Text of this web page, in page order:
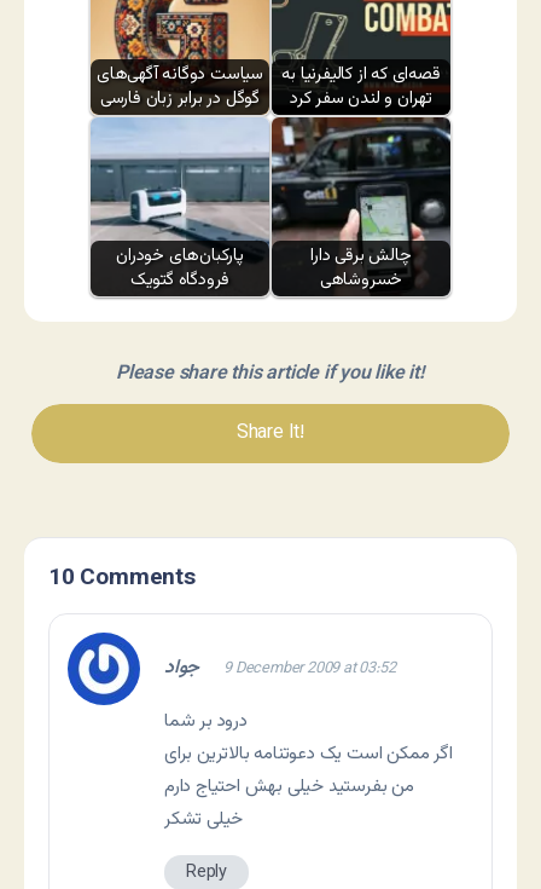
سیاست دوگانه آگهی‌های
گوگل در برابر زبان فارسی
قصه‌ای که از کالیفرنیا به
تهران و لندن سفر کرد
پارکبان‌های خودران
فرودگاه گتویک
چالش برقی دارا
خسروشاهی
Please share this article if you like it!
Share It!
10 Comments
جواد 9 December 2009 at 03:52
درود بر شما
اگر ممکن است يک دعوتنامه بالاترين برای
من بفرستيد خيلی بهش احتياج دارم
خيلی تشکر
Reply